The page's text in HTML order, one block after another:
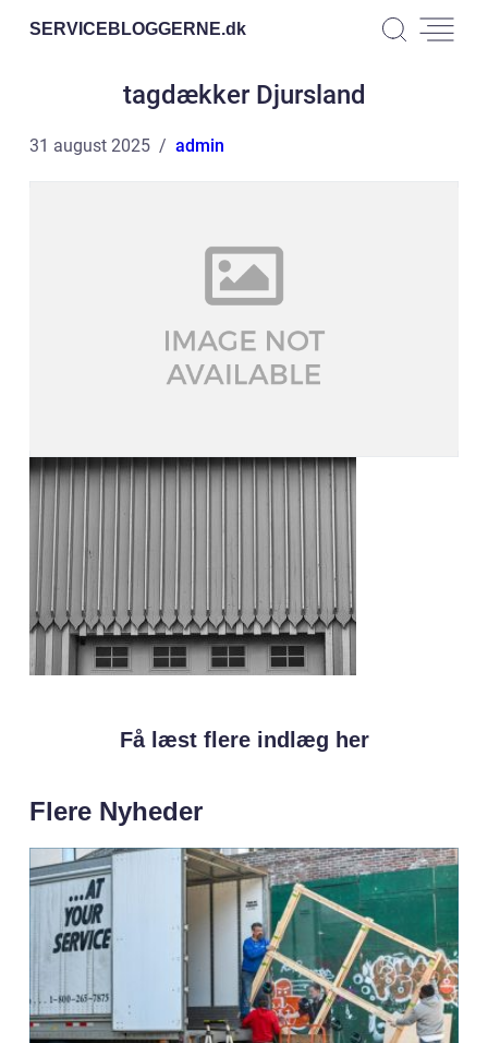
SERVICEBLOGGERNE.dk
tagdækker Djursland
31 august 2025 admin
Få læst flere indlæg her
Flere Nyheder